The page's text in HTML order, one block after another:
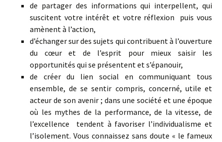
de partager des informations qui interpellent, qui
suscitent votre intérêt et votre réflexion puis vous
amènent à l’action,
d’échanger sur des sujets qui contribuent à l’ouverture
du cœur et de l’esprit pour mieux saisir les
opportunités qui se présentent et s’épanouir,
de créer du lien social en communiquant tous
ensemble, de se sentir compris, concerné, utile et
acteur de son avenir ; dans une société et une époque
où les mythes de la performance, de la vitesse, de
l’excellence tendent à favoriser l’individualisme et
l’isolement. Vous connaissez sans doute « le fameux